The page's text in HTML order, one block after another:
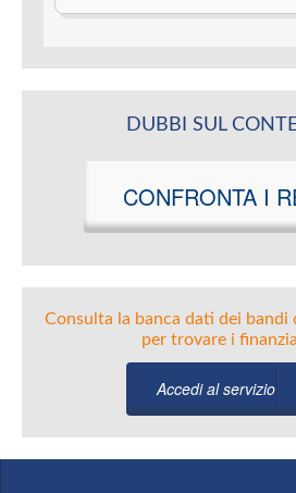
DUBBI SUL
CONFRONTA I
Consulta la banca dati dei bandi
per trovare i
Accedi al servizio